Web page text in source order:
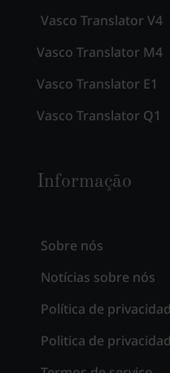
Vasco Translator V4
Vasco Translator M4
Vasco Translator E1
Vasco Translator Q1
Informação
Sobre nós
Notícias sobre nós
Política de
Politica de privacidad